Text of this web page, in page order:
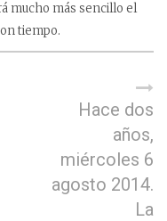
mucho más sencillo el
tiempo.
Hace dos
años,
miércoles 6
agosto 2014.
La